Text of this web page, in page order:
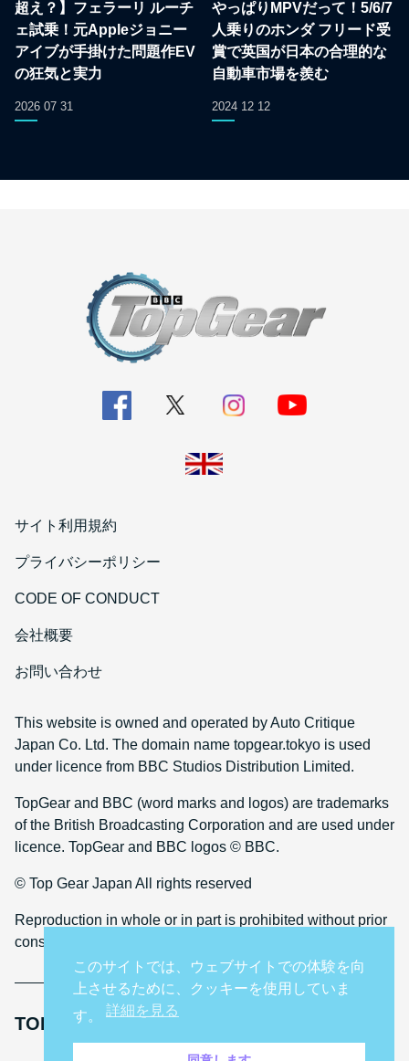
超え？】フェラーリ ルーチ
ェ試乗！元Appleジョニー
アイブが手掛けた問題作EV
の狂気と実力
2026 07 31
やっぱりMPVだって！5/6/7
人乗りのホンダ フリード受
賞で英国が日本の合理的な
自動車市場を羨む
2024 12 12
サイト利用規約
プライバシーポリシー
CODE OF CONDUCT
会社概要
お問い合わせ
This website is owned and operated by Auto Critique
Japan Co. Ltd. The domain name topgear.tokyo is used
under licence from BBC Studios Distribution Limited.
TopGear and BBC (word marks and logos) are trademarks
of the British Broadcasting Corporation and are used under
licence. TopGear and BBC logos © BBC.
© Top Gear Japan All rights reserved
Reproduction in whole or in part is prohibited without prior
consent
TOP GEAR INTERNATIONAL SITES
このサイトでは、ウェブサイトでの体験を向
上させるために、クッキーを使用していま
す。 詳細を見る